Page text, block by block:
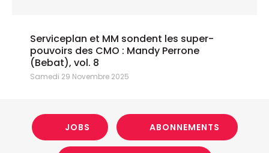
Serviceplan et MM sondent les super-
pouvoirs des CMO : Mandy Perrone
(Bebat), vol. 8
Samedi 29 Novembre 2025
JOBS ABONNEMENTS